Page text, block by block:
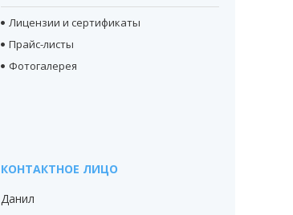
Лицензии и сертификаты
Прайс-листы
Фотогалерея
Данил